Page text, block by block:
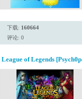
下载: 160664
评论: 0
League of Legends